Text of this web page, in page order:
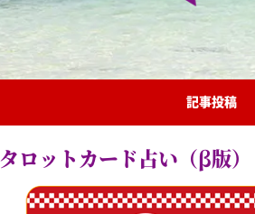
記事投稿
ロットカード占い（β版）